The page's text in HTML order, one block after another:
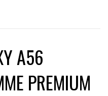
A56
PREMIUM